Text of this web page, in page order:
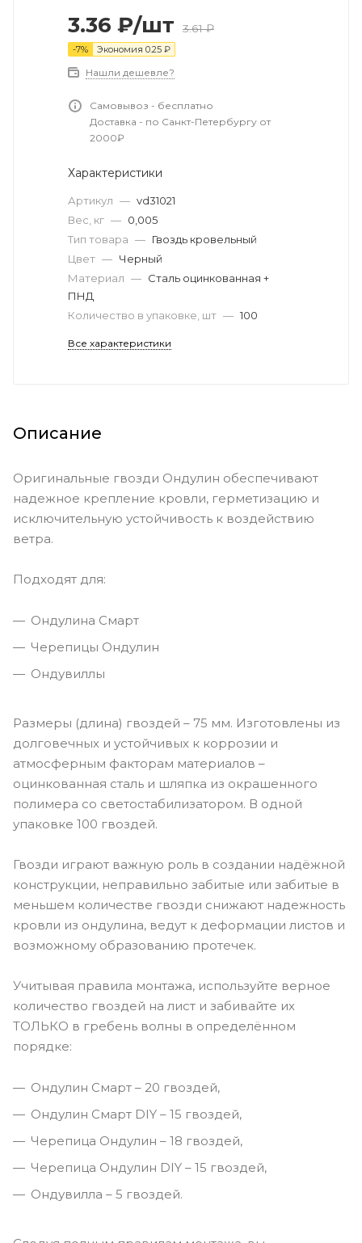
3.36 ₽/шт 3.61₽
-7% Экономия 0.25 ₽
Нашли дешевле?
Самовывоз - бесплатно
Доставка - по Санкт-Петербургу от
2000₽
Характеристики
Артикул — vd31021
Вес, кг — 0,005
Тип товара — Гвоздь кровельный
Цвет — Черный
Материал — Сталь оцинкованная +
ПНД
Количество в упаковке, шт — 100
Все характеристики
Описание
Оригинальные гвозди Ондулин обеспечивают
надежное крепление кровли, герметизацию и
исключительную устойчивость к воздействию
ветра.
Подходят для:
Ондулина Смарт
Черепицы Ондулин
Ондувиллы
Размеры (длина) гвоздей – 75 мм. Изготовлены из
долговечных и устойчивых к коррозии и
атмосферным факторам материалов –
оцинкованная сталь и шляпка из окрашенного
полимера со светостабилизатором. В одной
упаковке 100 гвоздей.
Гвозди играют важную роль в создании надёжной
конструкции, неправильно забитые или забитые в
меньшем количестве гвозди снижают надежность
кровли из ондулина, ведут к деформации листов и
возможному образованию протечек.
Учитывая правила монтажа, используйте верное
количество гвоздей на лист и забивайте их
ТОЛЬКО в гребень волны в определённом
порядке:
Ондулин Смарт – 20 гвоздей,
Ондулин Смарт DIY – 15 гвоздей,
Черепица Ондулин – 18 гвоздей,
Черепица Ондулин DIY – 15 гвоздей,
Ондувилла – 5 гвоздей.